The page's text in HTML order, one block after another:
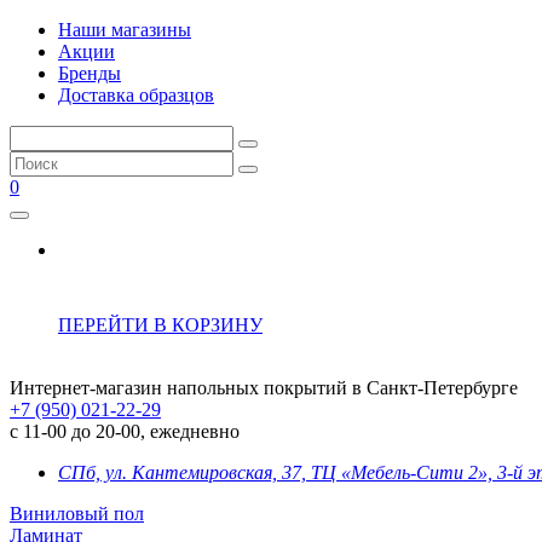
Наши магазины
Акции
Бренды
Доставка образцов
0
ПЕРЕЙТИ В КОРЗИНУ
Интернет-магазин напольных покрытий в Санкт-Петербурге
+7 (950) 021-22-29
с 11-00 до 20-00, ежедневно
СПб, ул. Кантемировская, 37, ТЦ «Мебель-Сити 2», 3-й
Виниловый пол
Ламинат